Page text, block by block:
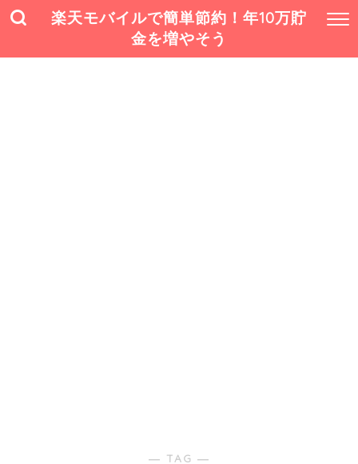
楽天モバイルで簡単節約！年10万貯
金を増やそう
― TAG ―